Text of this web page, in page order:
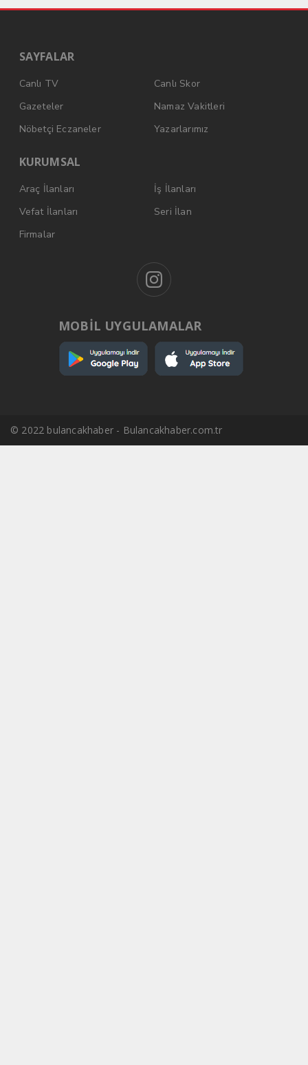
SAYFALAR
Canlı TV
Canlı Skor
Gazeteler
Namaz Vakitleri
Nöbetçi Eczaneler
Yazarlarımız
KURUMSAL
Araç İlanları
İş İlanları
Vefat İlanları
Seri İlan
Firmalar
MOBİL UYGULAMALAR
© 2022 bulancakhaber - Bulancakhaber.com.tr